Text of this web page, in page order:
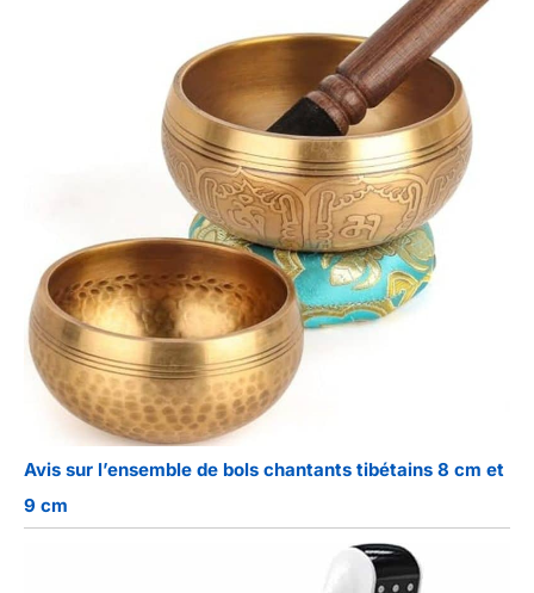
Avis sur l’ensemble de bols chantants tibétains 8 cm et
9 cm